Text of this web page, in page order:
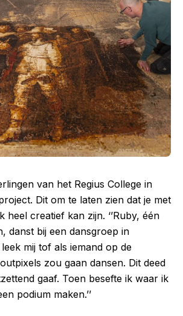
van het Regius College in
Dit om te laten zien dat je met
heel creatief kan zijn. ‘’Ruby, één
danst bij een dansgroep in
mij tof als iemand op de
zou gaan dansen. Dit deed
gaaf. Toen besefte ik waar ik
podium maken.’’